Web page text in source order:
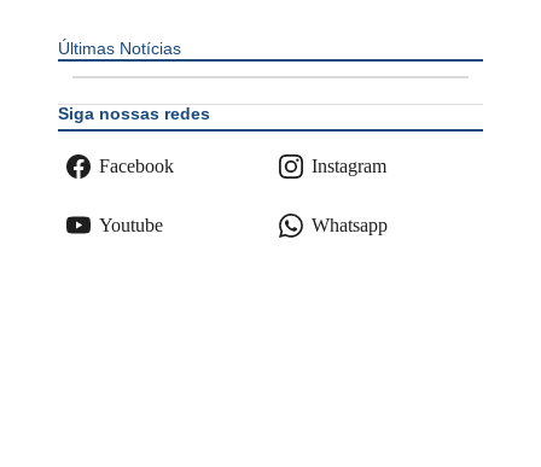
Últimas Notícias
Siga nossas redes
Facebook Instagram
Youtube Whatsapp